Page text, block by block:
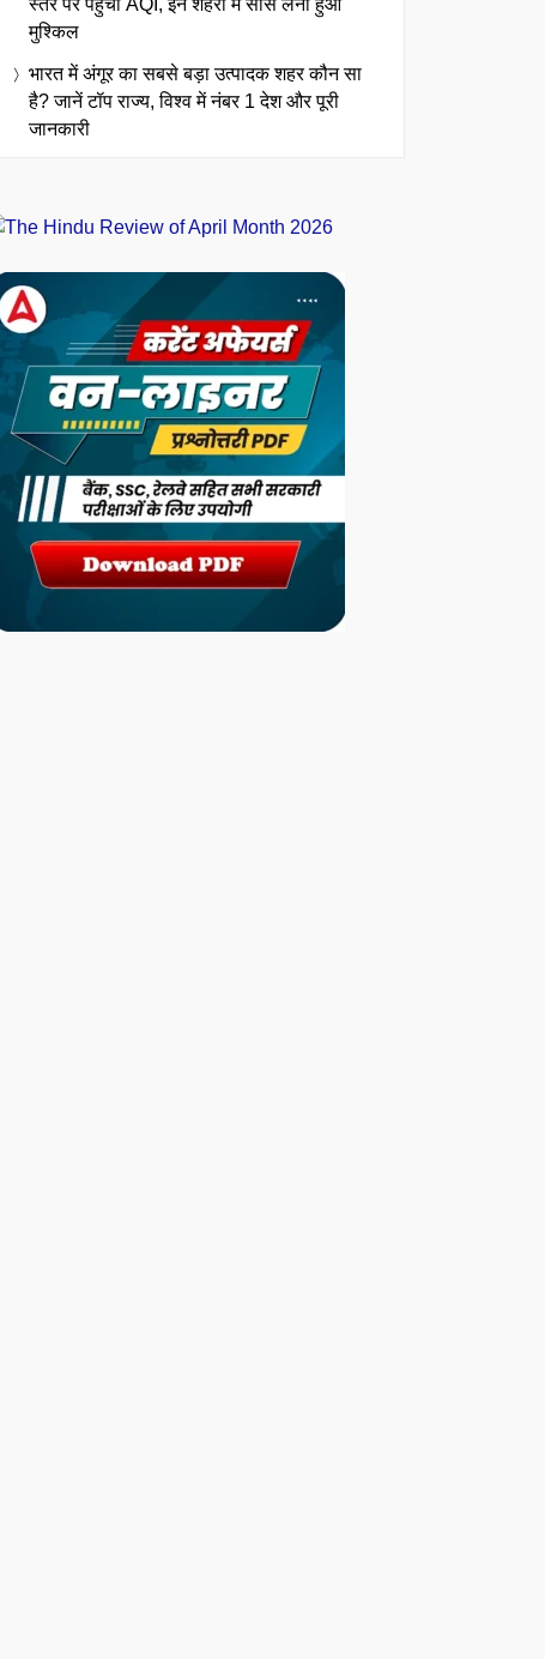
स्तर पर पहुंचा AQI, इन शहरों में सांस लेना हुआ
मुश्किल
भारत में अंगूर का सबसे बड़ा उत्पादक शहर कौन सा
है? जानें टॉप राज्य, विश्व में नंबर 1 देश और पूरी
जानकारी